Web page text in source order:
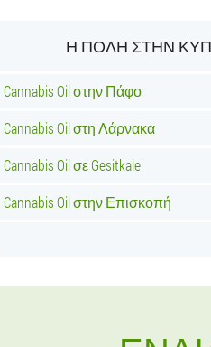
Η ΠΌΛΗ ΣΤΗΝ
Cannabis Oil στην Πάφο
Cannabis Oil στη Λάρνακα
Cannabis Oil σε Gesitkale
Cannabis Oil στην Επισκοπή